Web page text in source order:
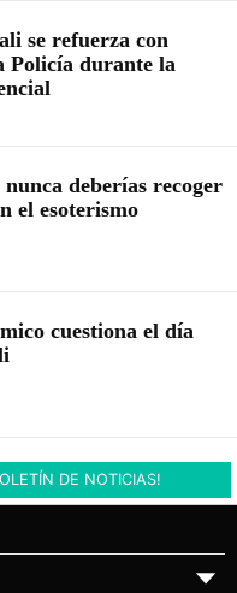
se refuerza con
Policía durante la
deberías recoger
el esoterismo
cuestiona el día
DE NOTICIAS!
▼